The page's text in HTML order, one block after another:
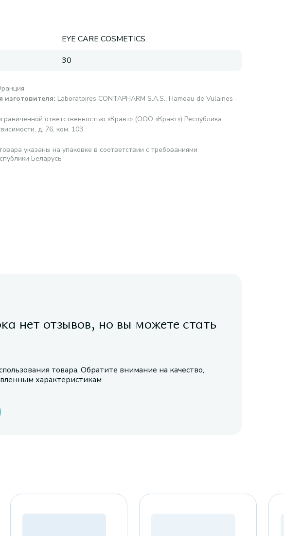
EYE CARE COSMETICS
30
изготовителя: Laboratoires CONTAPHARM S.A.S., Hameau de Vulaines -
ответственностью «Кравт» (ООО «Кравт») Республика
д. 76, ком. 103
указаны на упаковке в соответствии с требованиями
Беларусь
нет отзывов, но вы можете стать
товара. Обратите внимание на качество,
характеристикам